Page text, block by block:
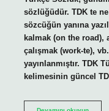
sözlüğüdür. TDK te
sözcüğün yanına
kalmak (on the road),
çalışmak (work-te),
yayınlanmıştır. TDK
kelimesinin güncel